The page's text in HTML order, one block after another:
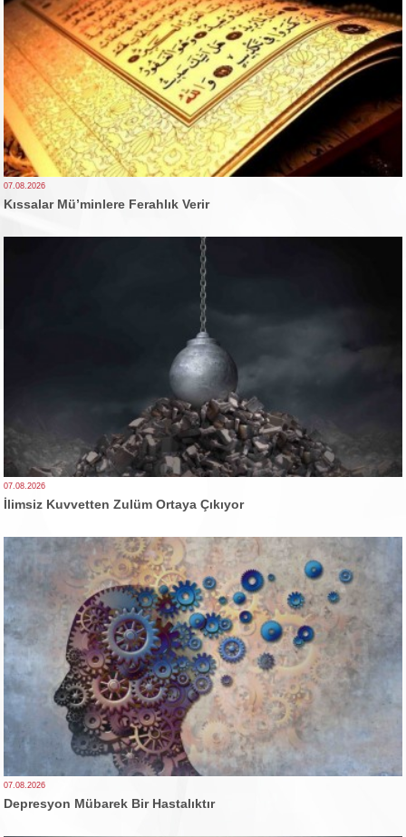
07.08.2026
Kıssalar Mü’minlere Ferahlık Verir
07.08.2026
İlimsiz Kuvvetten Zulüm Ortaya Çıkıyor
07.08.2026
Depresyon Mübarek Bir Hastalıktır